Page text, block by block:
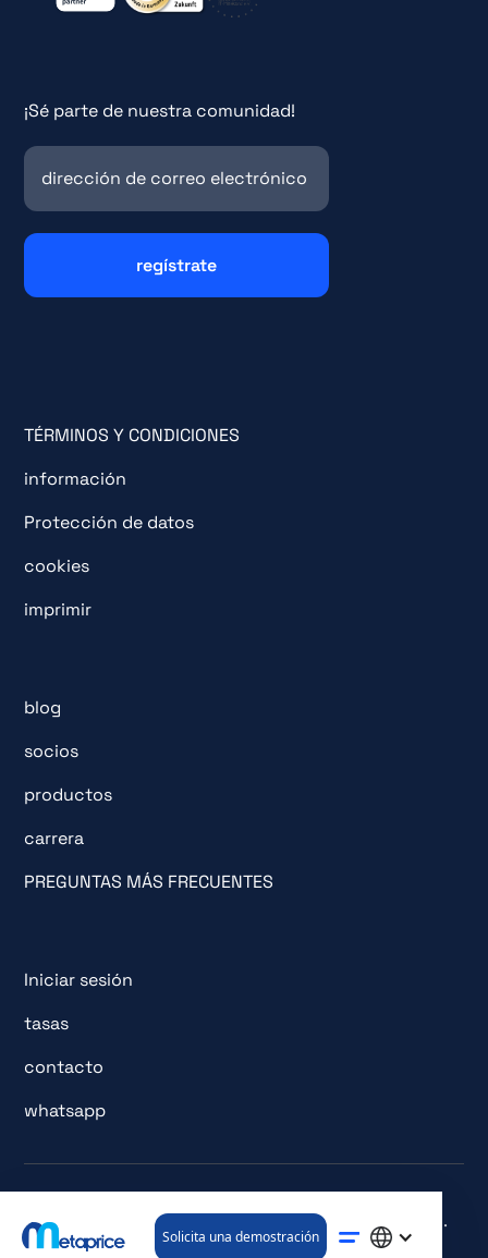
¡Sé parte de nuestra comunidad!
TÉRMINOS Y CONDICIONES
información
Protección de datos
cookies
imprimir
blog
socios
productos
carrera
PREGUNTAS MÁS FRECUENTES
Iniciar sesión
tasas
contacto
whatsapp
© Todos los derechos reservados. metaprice GmbH.
Solicita una demostración